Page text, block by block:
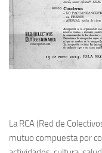
La RCA (Red de
mutuo compuesta por